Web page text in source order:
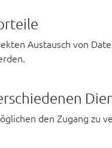
Austausch von
den Zugang zu